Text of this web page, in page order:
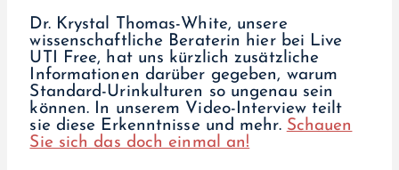
Dr. Krystal Thomas-White, unsere
wissenschaftliche Beraterin hier bei Live
UTI Free, hat uns kürzlich zusätzliche
Informationen darüber gegeben, warum
Standard-Urinkulturen so ungenau sein
können. In unserem Video-Interview teilt
sie diese Erkenntnisse und mehr. Schauen
Sie sich das doch einmal an!